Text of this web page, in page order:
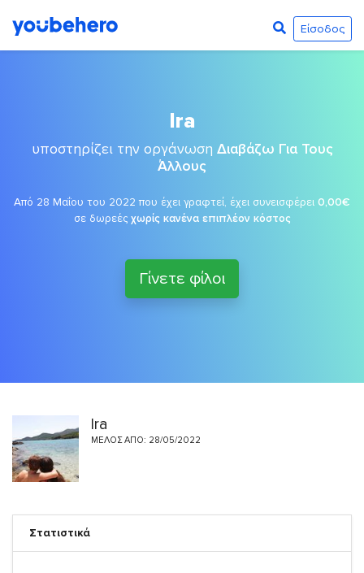
Είσοδος
Ira
υποστηρίζει την οργάνωση Διαβάζω Για Τους
Άλλους
Από 28 Μαΐου του 2022 που έχει γραφτεί, έχει συνεισφέρει 0,00€
σε δωρεές χωρίς κανένα επιπλέον κόστος
Γίνετε φίλοι
Ira
ΜΈΛΟΣ ΑΠΌ: 28/05/2022
Στατιστικά